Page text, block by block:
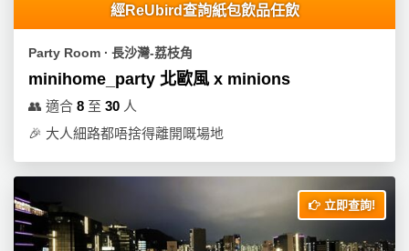
經ReUbird查詢紙包飲品任飲
Party Room ∙ 長沙灣-荔枝角
minihome_party 北歐風 x minions
👥 適合 8 至 30 人
🎉 大人細路都唔捨得離開嘅場地
立即查詢!